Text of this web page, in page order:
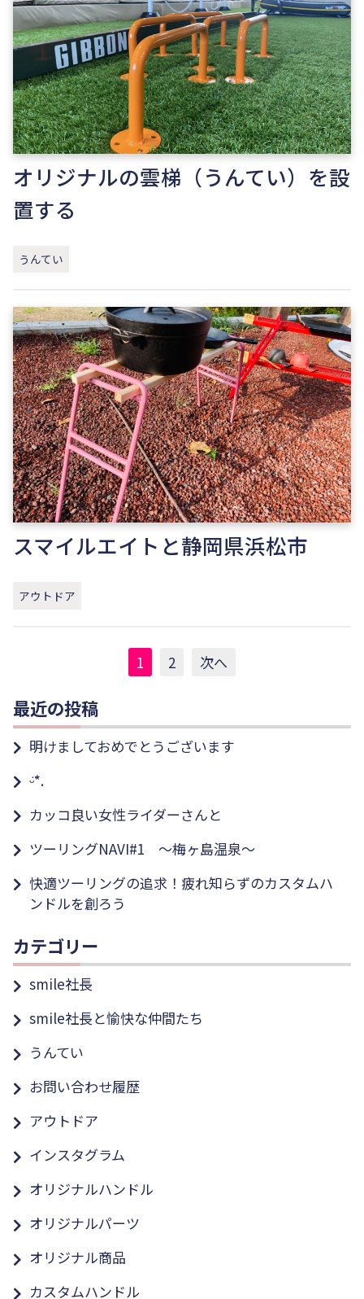
オリジナルの雲梯（うんてい）を設
置する
うんてい
スマイルエイトと静岡県浜松市
アウトドア
投
の
ー
ジ
送
1 2 次へ
最近の投稿
明けましておめでとうございます
ᵕ̈*.
カッコ良い女性ライダーさんと
ツーリングNAVI#1 ～梅ヶ島温泉～
快適ツーリングの追求！疲れ知らずのカスタムハ
ンドルを創ろう
カテゴリー
smile社長
smile社長と愉快な仲間たち
うんてい
お問い合わせ履歴
アウトドア
インスタグラム
オリジナルハンドル
オリジナルパーツ
オリジナル商品
カスタムハンドル